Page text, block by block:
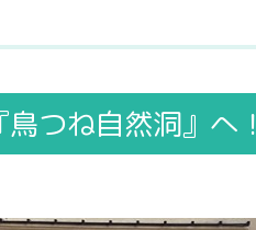
つね自然洞』へ！